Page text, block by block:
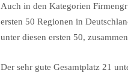
Auch in den Kategorien
ersten 50 Regionen in
unter diesen ersten 50,
Der sehr gute Gesamtplatz 21